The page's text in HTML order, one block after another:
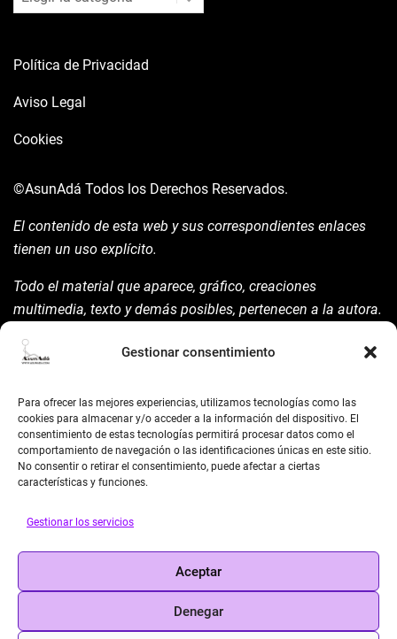
Gestionar consentimiento
Para ofrecer las mejores experiencias, utilizamos tecnologías como las
cookies para almacenar y/o acceder a la información del dispositivo. El
consentimiento de estas tecnologías permitirá procesar datos como el
comportamiento de navegación o las identificaciones únicas en este sitio.
No consentir o retirar el consentimiento, puede afectar a ciertas
características y funciones.
Gestionar los servicios
Aceptar
Denegar
Política de Privacidad
Aviso Legal
Cookies
©AsunAdá Todos los Derechos Reservados.
El contenido de esta web y sus correspondientes enlaces
tienen un uso explícito.
Todo el material que aparece, gráfico, creaciones
multimedia, texto y demás posibles, pertenecen a la autora.
la mism para ello.
©AsunAdá ​Gracias.